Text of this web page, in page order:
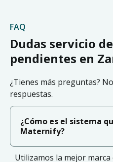
FAQ
Dudas servicio
pendientes en
¿Tienes más preguntas?
respuestas.
¿Cómo es el sistema
Maternify?
Utilizamos la mejor marca